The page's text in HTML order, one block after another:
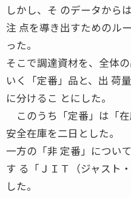
しかし、そ のデータから
注 点を導き出すためのル
った。
そこで調達資材を、全体
いく「定番」品と、出 荷
に分けるこ とにした。
このうち「定番」は「在
安全在庫を二日とした。
一方の「非 定番」につい
す る「ＪＩＴ（ジャスト
した。